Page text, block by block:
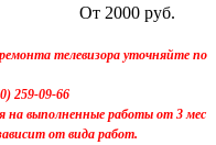
От 2000 руб.
телевизора уточняйте по
259-09-66
на выполненные работы от 3 мес
от вида работ.